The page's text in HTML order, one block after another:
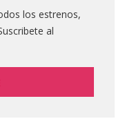
los estrenos,
al